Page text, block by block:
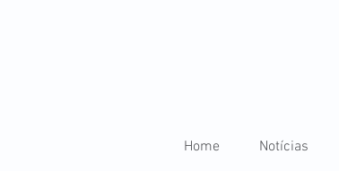
Home Notícias